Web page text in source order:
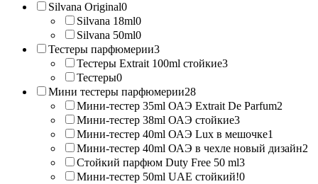
Silvana Original0
Silvana 18ml0
Silvana 50ml0
Тестеры парфюмерии3
Тестеры Extrait 100ml стойкие3
Тестеры0
Мини тестеры парфюмерии28
Мини-тестер 35ml ОАЭ Extrait De Parfum2
Мини-тестер 38ml ОАЭ стойкие3
Мини-тестер 40ml ОАЭ Lux в мешочке1
Мини-тестер 40ml ОАЭ в чехле новый дизайн2
Стойкий парфюм Duty Free 50 ml3
Мини-тестер 50ml UAE стойкий!0